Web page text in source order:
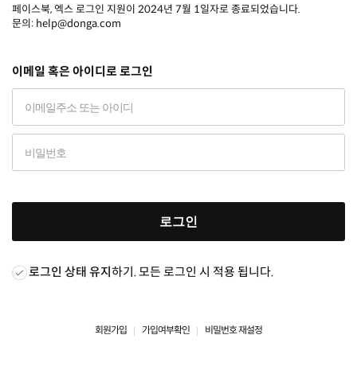
페이스북, 엑스 로그인 지원이 2024년 7월 1일자로 종료되었습니다.
문의: help@donga.com
이메일 혹은 아이디로 로그인
로그인
로그인 상태 유지하기. 모든 로그인 시 적용 됩니다.
회원가입 가입여부확인 비밀번호 재설정